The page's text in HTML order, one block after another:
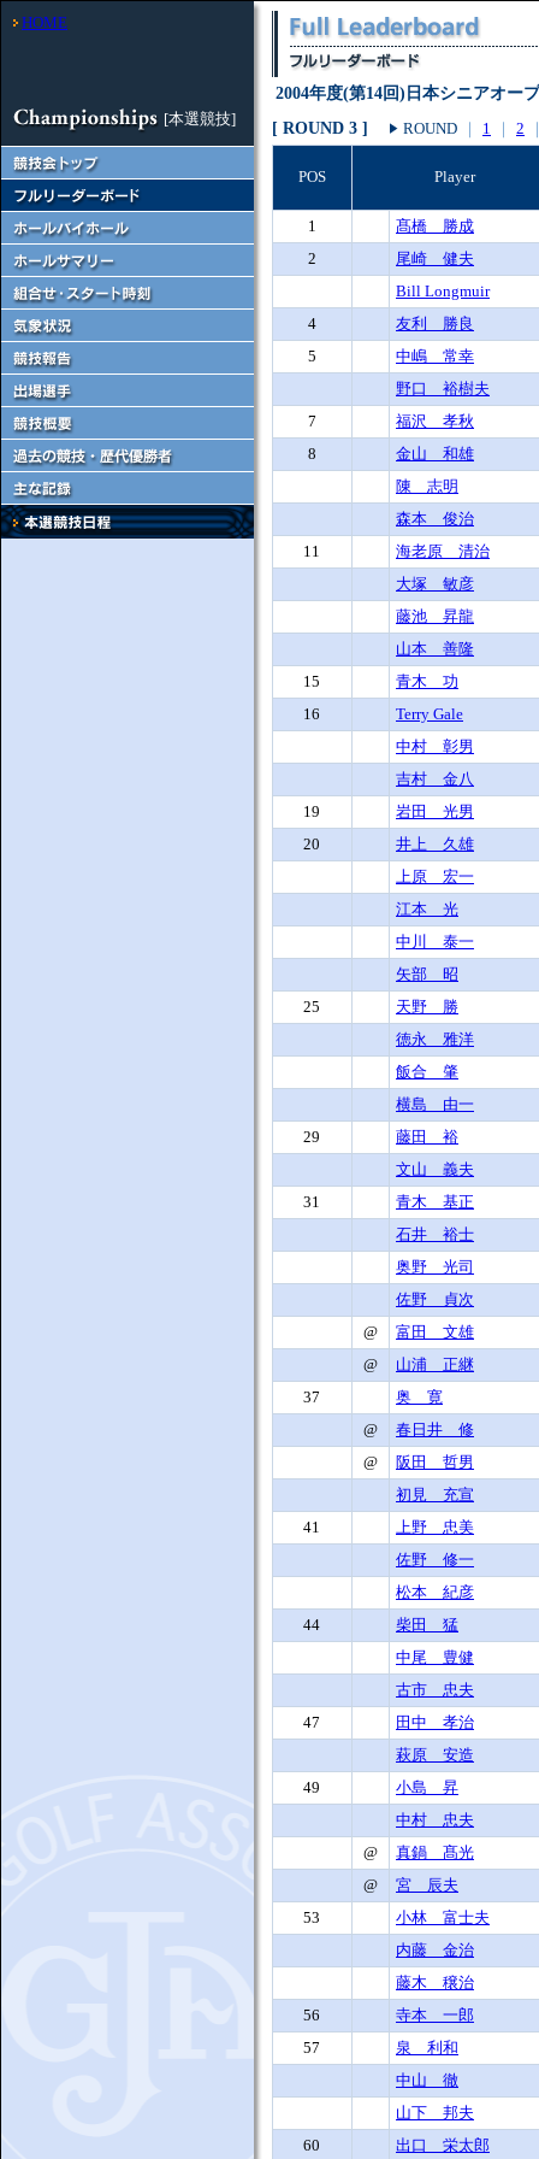
HOME
[本選競技]
2004年度(第14回)日本シニアオー
[ ROUND 3 ]
ROUND ｜ 1 ｜ 2
POS Player
1
髙橋 勝成
2
尾崎 健夫
Bill Longmuir
4
友利 勝良
5
中嶋 常幸
野口 裕樹夫
7
福沢 孝秋
8
金山 和雄
陳 志明
森本 俊治
11
海老原 清治
大塚 敏彦
藤池 昇龍
山本 善隆
15
青木 功
16
Terry Gale
中村 彰男
吉村 金八
19
岩田 光男
20
井上 久雄
上原 宏一
江本 光
中川 泰一
矢部 昭
25
天野 勝
徳永 雅洋
飯合 肇
横島 由一
29
藤田 裕
文山 義夫
31
青木 基正
石井 裕士
奥野 光司
佐野 貞次
@
富田 文雄
@
山浦 正継
37
奥 寛
@
春日井 修
@
阪田 哲男
初見 充宣
41
上野 忠美
佐野 修一
松本 紀彦
44
柴田 猛
中尾 豊健
古市 忠夫
47
田中 孝治
萩原 安造
49
小島 昇
中村 忠夫
@
真鍋 髙光
@
宮 辰夫
53
小林 富士夫
内藤 金治
藤木 穣治
56
寺本 一郎
57
泉 利和
中山 徹
山下 邦夫
60
出口 栄太郎